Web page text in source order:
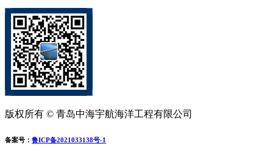
版权所有 © 青岛中海宇航海洋工程有限公司
备案号： 鲁ICP备2021033138号-1